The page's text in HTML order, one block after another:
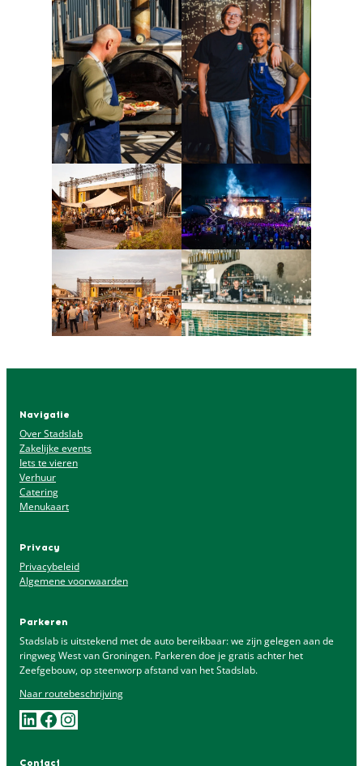
Navigatie
Over Stadslab
Zakelijke events
Iets te vieren
Verhuur
Catering
Menukaart
Privacy
Privacybeleid
Algemene voorwaarden
Parkeren
Stadslab is uitstekend met de auto bereikbaar: we zijn gelegen aan de
ringweg West van Groningen. Parkeren doe je gratis achter het
Zeefgebouw, op steenworp afstand van het Stadslab.
Naar routebeschrijving
LinkedIn Facebook Instagram
Contact